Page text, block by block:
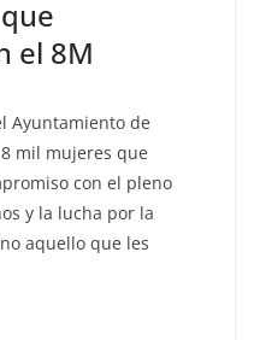
el 8M
Ayuntamiento de
mil mujeres que
con el pleno
y la lucha por la
aquello que les